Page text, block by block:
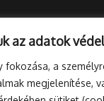
az adatok
fokozása, a
megjelenítése,